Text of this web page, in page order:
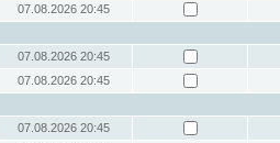
07.08.2026 20:45
07.08.2026 20:45
07.08.2026 20:45
07.08.2026 20:45